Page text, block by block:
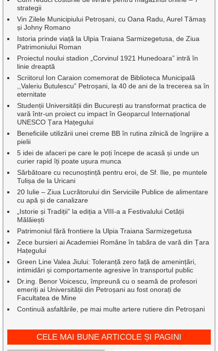
strategii
Vin Zilele Municipiului Petroșani, cu Oana Radu, Aurel Tămaș
și Johny Romano
Istoria prinde viață la Ulpia Traiana Sarmizegetusa, de Ziua
Patrimoniului Roman
Proiectul noului stadion „Corvinul 1921 Hunedoara” intră în
linie dreaptă
Scriitorul Ion Caraion comemorat de Biblioteca Municipală
,,Valeriu Butulescu” Petroșani, la 40 de ani de la trecerea sa în
eternitate
Studenții Universității din București au transformat practica de
vară într-un proiect cu impact în Geoparcul Internațional
UNESCO Țara Hațegului
Beneficiile utilizării unei creme BB în rutina zilnică de îngrijire a
pielii
5 idei de afaceri pe care le poți începe de acasă și unde un
curier rapid îți poate ușura munca
Sărbătoare cu recunoștință pentru eroi, de Sf. Ilie, pe muntele
Tulișa de la Uricani
20 Iulie – Ziua Lucrătorului din Serviciile Publice de alimentare
cu apă și de canalizare
„Istorie și Tradiții” la ediția a VIII-a a Festivalului Cetății
Mălăiești
Patrimoniul fără frontiere la Ulpia Traiana Sarmizegetusa
Zece bursieri ai Academiei Române în tabăra de vară din Țara
Hațegului
Green Line Valea Jiului: Toleranță zero față de amenințări,
intimidări și comportamente agresive în transportul public
Dr.ing. Benor Voicescu, împreună cu o seamă de profesori
emeriți ai Universității din Petroșani au fost onorați de
Facultatea de Mine
Continuă asfaltările, pe mai multe artere rutiere din Petroșani
CELE MAI BUNE ARTICOLE ȘI PAGINI